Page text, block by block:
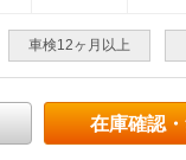
車検12ヶ月以上
在庫確認